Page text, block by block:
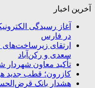
آخرین اخبار
آغاز رسیدگی
در فارس
ارتقای
سعدی و رکن‌آباد
تأکید معاون شهردار
کازرون؛ قطب
هشدار بانک